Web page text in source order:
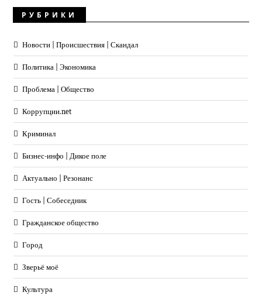
РУБРИКИ
Новости | Происшествия | Скандал
Политика | Экономика
Проблема | Общество
Коррупции.net
Криминал
Бизнес-инфо | Дикое поле
Актуально | Резонанс
Гость | Собеседник
Гражданское общество
Город
Зверьё моё
Культура